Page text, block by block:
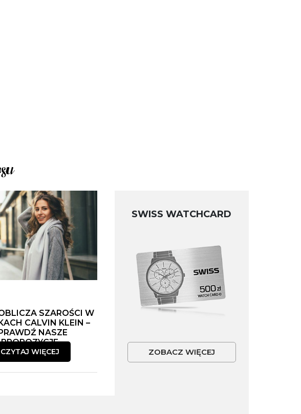
SZAROŚCI W
CALVIN KLEIN –
NASZE
PROPOZYCJE
CZYTAJ WIĘCEJ
SWISS WATCHCARD
ZOBACZ WIĘCEJ